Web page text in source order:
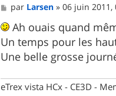
M
e
s
a
g
e
par Larsen »06 juin 2011,
Ah ouais quand
Un temps pour les
Une belle grosse
eTrex vista HCx - CE3D -